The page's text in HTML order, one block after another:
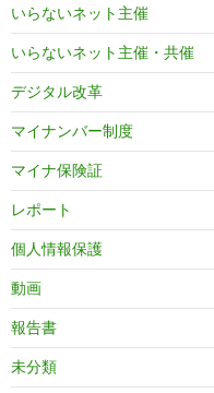
いらないネット主催
いらないネット主催・共催
デジタル改革
マイナンバー制度
マイナ保険証
レポート
個人情報保護
動画
報告書
未分類